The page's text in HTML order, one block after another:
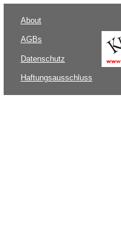
About
AGBs
Datenschutz
Haftungsausschluss